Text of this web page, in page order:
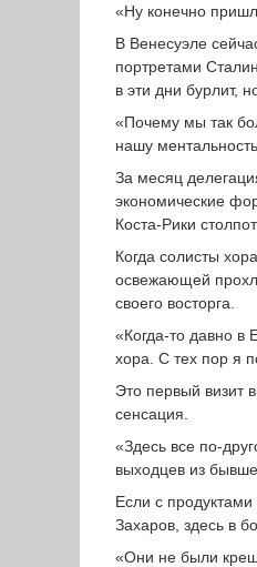
«Ну конечно
В Венесуэле
портретами
в эти дни бурлит,
«Почему мы так
нашу
За месяц
экономические
Коста-Рики
Когда солисты
освежающей
своего восторга.
«Когда-то давно в
хора. С тех пор я
Это первый визит
сенсация.
«Здесь все по-
выходцев из
Если с
Захаров, здесь в
«Они не были